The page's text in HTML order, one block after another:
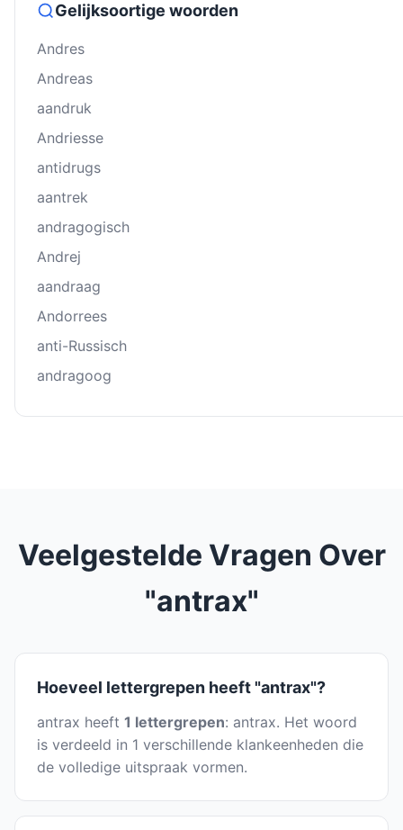
Gelijksoortige woorden
Andres
Andreas
aandruk
Andriesse
antidrugs
aantrek
andragogisch
Andrej
aandraag
Andorrees
anti-Russisch
andragoog
Veelgestelde Vragen Over
"antrax"
Hoeveel lettergrepen heeft "antrax"?
antrax heeft 1 lettergrepen: antrax. Het woord
is verdeeld in 1 verschillende klankeenheden die
de volledige uitspraak vormen.